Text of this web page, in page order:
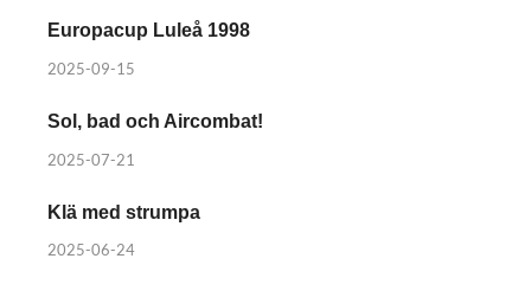
Europacup Luleå 1998
2025-09-15
Sol, bad och Aircombat!
2025-07-21
Klä med strumpa
2025-06-24